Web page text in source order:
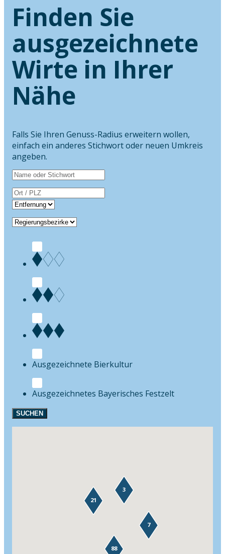
Finden Sie
ausgezeichnete
Wirte in Ihrer
Nähe
Falls Sie Ihren Genuss-Radius erweitern wollen,
einfach ein anderes Stichwort oder neuen Umkreis
angeben.
Bierkultur
Festzelt
SUCHEN
88
7
21
3